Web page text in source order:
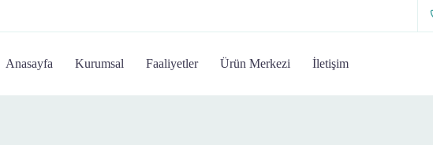
Anasayfa Kurumsal Faaliyetler Ürün Merkezi İletişim